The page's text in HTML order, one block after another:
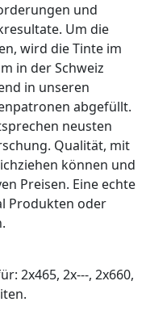
und
Um die
wird die Tinte im
in der Schweiz
in unseren
abgefüllt.
neusten
Qualität, mit
können und
Preisen. Eine echte
Produkten oder
2x465, 2x---, 2x660,